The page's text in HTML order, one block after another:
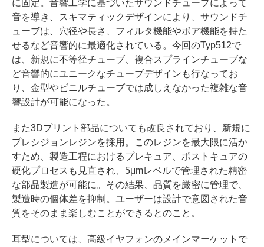
に固定。音響工学に基づいたサウンドチューブによって
音を導き、スキマティックデザインにより、サウンドチ
ューブは、穴径や長さ、フィルタ機能やボア機能を持た
せるなど音響的に最適化されている。今回のTyp512で
は、新規に不等径チューブ、複合スプラインチューブな
ど音響的にユニークなチューブデザインも行なってお
り、金型やビニルチューブでは成しえなかった複雑な音
響設計が可能になった。
また3Dプリント部品についても改良されており、新規に
プレシジョンレジンを採用。このレジンを最大限に活か
すため、製造工程におけるプレキュア、ポストキュアの
硬化プロセスも見直され、5μmレベルで管理された精密
な部品製造が可能に。その結果、品質を厳密に管理で、
製造時の個体差を抑制。ユーザーは設計で意図された音
質をそのまま楽しむことができるとのこと。
耳型については、高級イヤフォンのメインマーケットで